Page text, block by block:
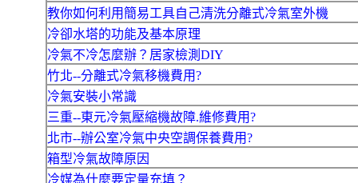
教你如何利用簡易工具自己清洗分離式冷氣室外機
冷卻水塔的功能及基本原理
冷氣不冷怎麼辦？居家檢測DIY
竹北--分離式冷氣移機費用?
冷氣安裝小常識
三重--東元冷氣壓縮機故障.維修費用?
北市--辦公室冷氣中央空調保養費用?
箱型冷氣故障原因
冷媒為什麼要定量充填？